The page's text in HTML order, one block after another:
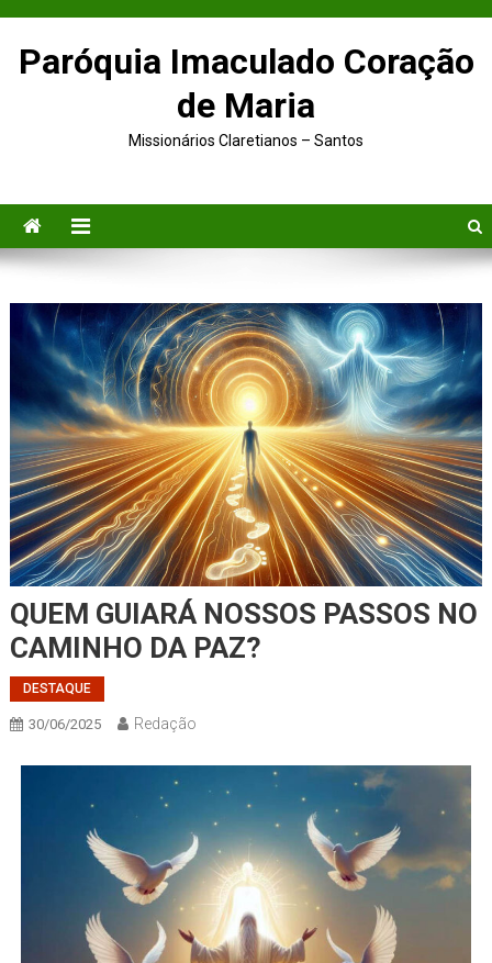
Paróquia Imaculado Coração
de Maria
Missionários Claretianos – Santos
QUEM GUIARÁ NOSSOS PASSOS NO
CAMINHO DA PAZ?
DESTAQUE
30/06/2025 Redação